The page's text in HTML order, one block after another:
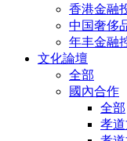
香港金融
中国奢侈
年丰金融
文化論壇
全部
國內合作
全部
孝